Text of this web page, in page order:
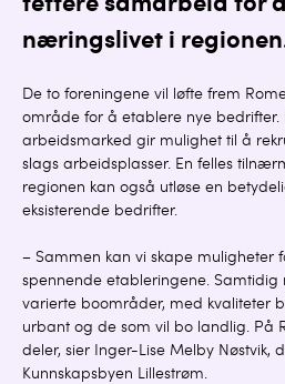
tettere samarbeid for
næringslivet i
De to foreningene vil løfte frem
område for å etablere nye bedrifter.
arbeidsmarked gir mulighet til å
slags arbeidsplasser. En felles
regionen kan også utløse en
eksisterende bedrifter.
– Sammen kan vi skape muligheter
spennende etableringene.
varierte boområder, med kvaliteter
urbant og de som vil bo landlig. På
deler, sier Inger-Lise Melby Nøstvik,
Kunnskapsbyen Lillestrøm.